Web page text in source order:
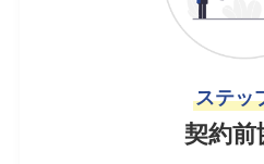
ステ
契約前